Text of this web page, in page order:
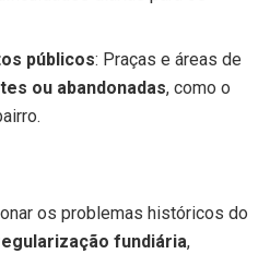
públicos: Praças e áreas de
ou abandonadas, como o
os problemas históricos do
fundiária,